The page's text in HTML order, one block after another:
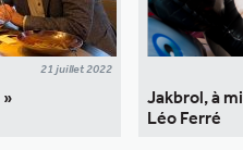
21 juillet 2022
Jakbrol, à
Léo Ferré